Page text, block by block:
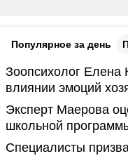
Популярное за день
Зоопсихолог Елена
влиянии эмоций
Эксперт Маерова
школьной
Специалисты